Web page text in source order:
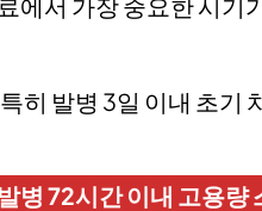
에서 가장 중요한 시기
히 발병 3일 이내 초기
병 72시간 이내 고용